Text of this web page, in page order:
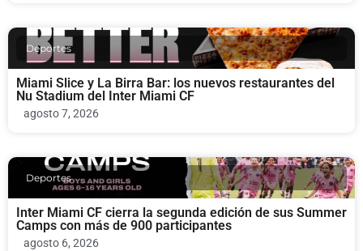
Deportes
Miami Slice y La Birra Bar: los nuevos restaurantes del
Nu Stadium del Inter Miami CF
agosto 7, 2026
Deportes
Inter Miami CF cierra la segunda edición de sus Summer
Camps con más de 900 participantes
agosto 6, 2026